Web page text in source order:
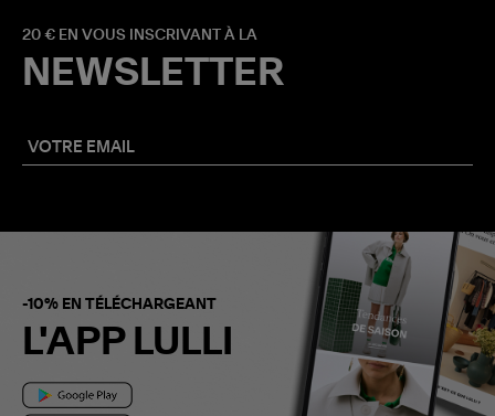
20 € EN VOUS INSCRIVANT À LA
NEWSLETTER
-10% EN TÉLÉCHARGEANT
L'APP LULLI